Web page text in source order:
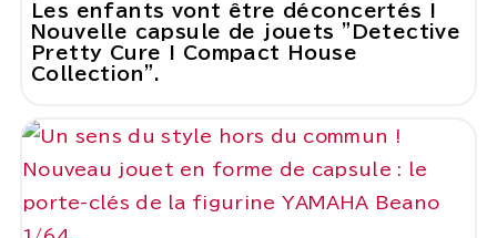
Les enfants vont être déconcertés !
Nouvelle capsule de jouets "Detective
Pretty Cure ! Compact House
Collection".